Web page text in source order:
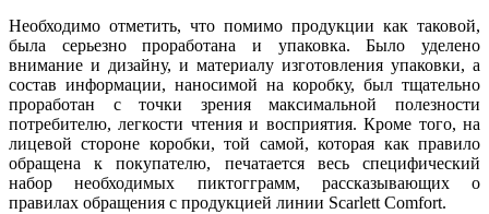
Необходимо отметить, что помимо продукции как таковой,
была серьезно проработана и упаковка. Было уделено
внимание и дизайну, и материалу изготовления упаковки, а
состав информации, наносимой на коробку, был тщательно
проработан с точки зрения максимальной полезности
потребителю, легкости чтения и восприятия. Кроме того, на
лицевой стороне коробки, той самой, которая как правило
обращена к покупателю, печатается весь специфический
набор необходимых пиктогграмм, рассказывающих о
правилах обращения с продукцией линии Scarlett Comfort.